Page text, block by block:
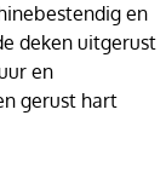
en
deken uitgerust
en
gerust hart